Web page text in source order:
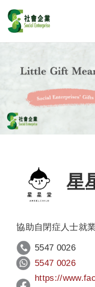
Social Enterprises'
星
協助自閉症人士就
5547 0026
5547 0026
https://